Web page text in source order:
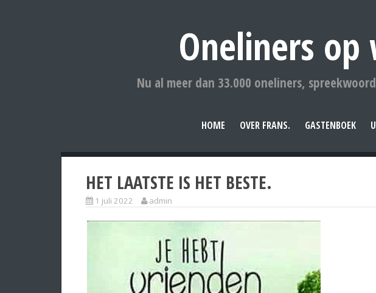
Oneliners
Nu al meer dan 33.000 oneliners,
HOME OVER FRANS. GASTENBOEK
HET LAATSTE IS HET BESTE.
1 juli 2022 admin